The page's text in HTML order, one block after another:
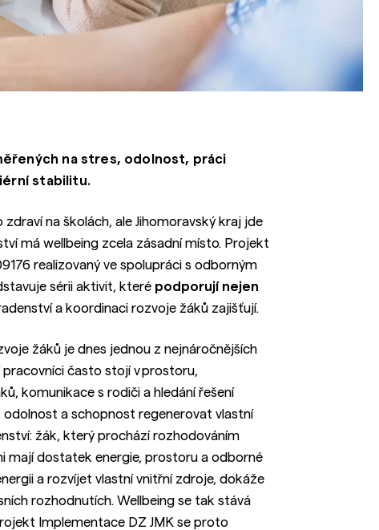
na stres, odolnost, práci
stabilitu.
na školách, ale Jihomoravský kraj jde
má wellbeing zcela zásadní místo. Projekt
realizovaný ve spolupráci s odborným
sérii aktivit, které podporují nejen
a koordinaci rozvoje žáků zajišťují.
žáků je dnes jednou z nejnáročnějších
často stojí v prostoru,
komunikace s rodiči a hledání řešení
odolnost a schopnost regenerovat vlastní
žák, který prochází rozhodováním
mají dostatek energie, prostoru a odborné
a rozvíjet vlastní vnitřní zdroje, dokáže
rozhodnutích. Wellbeing se tak stává
Implementace DZ JMK se proto